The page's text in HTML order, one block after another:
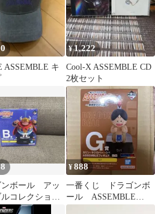
ASSEMBLE キ
¥1,222
Cool-X ASSEMBLE CD
2枚セット
ンボール アッ
コレクショ
牛魔王
¥888
一番くじ ドラゴンボ
ール ASSEMBLE
COLLECTION Ｇ賞 ウ